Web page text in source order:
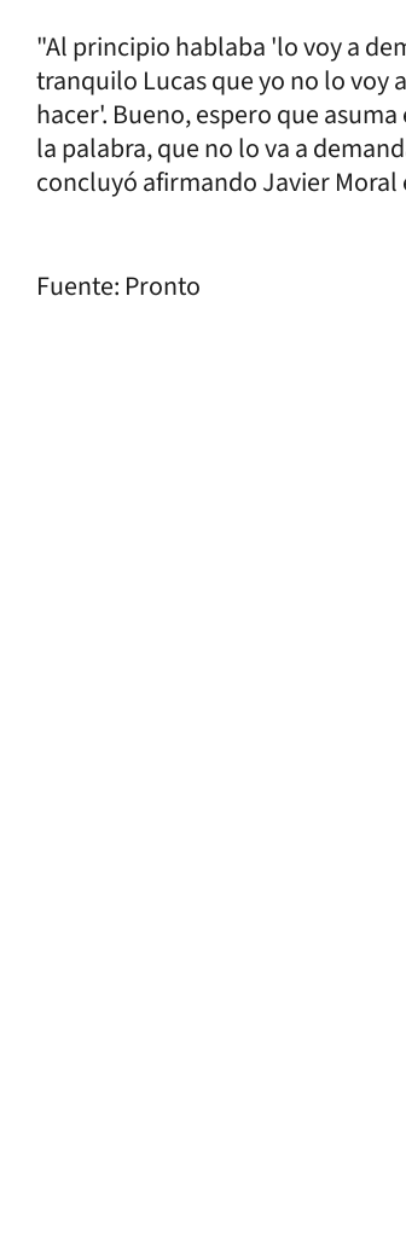
"Al principio hablaba 'lo voy a
tranquilo Lucas que yo no lo voy
hacer'. Bueno, espero que
la palabra, que no lo va a
concluyó afirmando Javier Moral
Fuente: Pronto